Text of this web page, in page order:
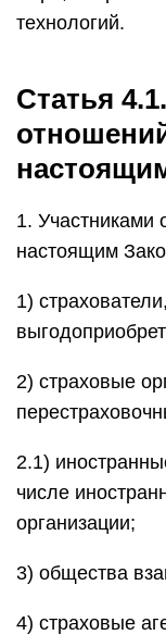
технологий.
Статья
1. Участниками
настоящим
1)
2) страховые
2.1)
числе
организации;
3) общества
4) страховые